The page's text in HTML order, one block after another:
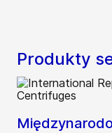
Produkty